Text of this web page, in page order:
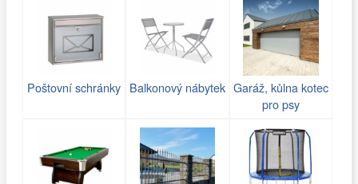
Poštovní schránky Balkonový nábytek Garáž, kůlna kotec
pro psy